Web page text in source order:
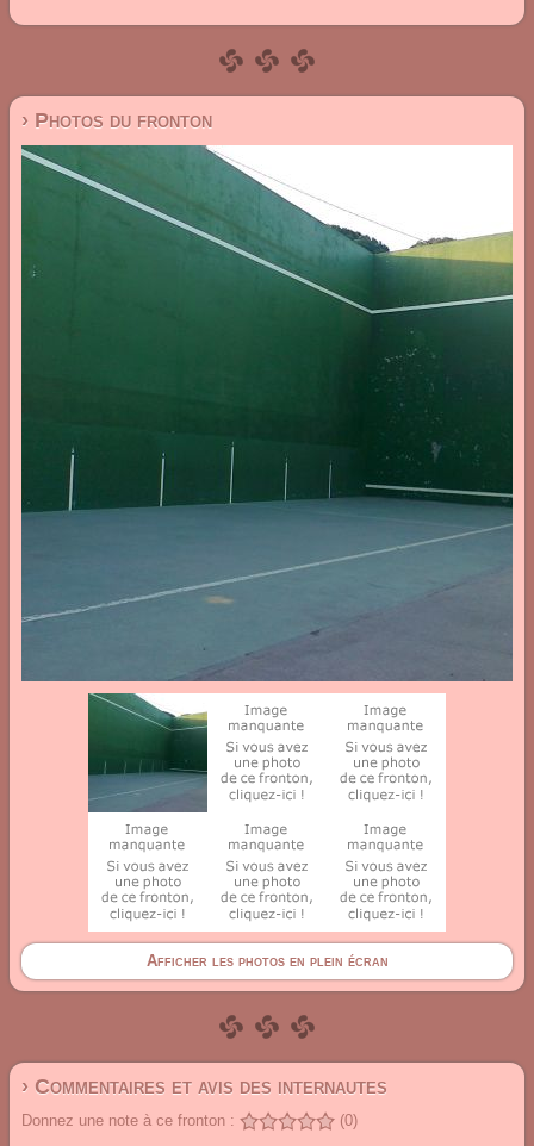
› Photos du fronton
Afficher les photos en plein écran
› Commentaires et avis des internautes
Donnez une note à ce fronton : (0)